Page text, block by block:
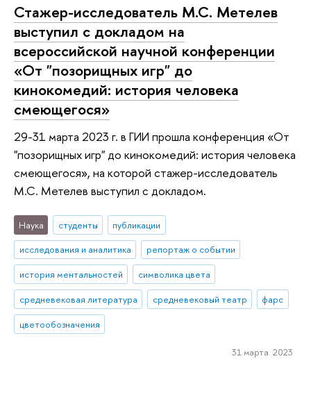
Стажер-исследователь М.С. Метелев
выступил с докладом на
всероссийской научной конференции
«От "позорищных игр" до
кинокомедий: история человека
смеющегося»
29-31 марта 2023 г. в ГИИ прошла конференция «От
"позорищных игр" до кинокомедий: история человека
смеющегося», на которой стажер-исследователь
М.С. Метелев выступил с докладом.
Наука студенты
публикации
исследования и аналитика
репортаж о событии
история ментальностей
символика цвета
средневековая литература
средневековый театр
фарс
цветообозначения
31 марта 2023